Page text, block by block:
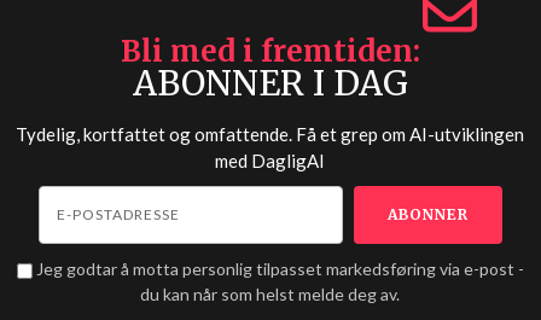
Bli med i fremtiden
ABONNER I DAG
Tydelig, kortfattet og omfattende. Få et grep om AI-utviklingen
med DagligAI
Jeg godtar å motta personlig tilpasset markedsføring via e-post -
du kan når som helst melde deg av.